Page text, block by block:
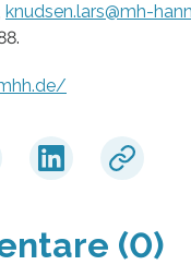
knudsen.lars@mh-
(0)